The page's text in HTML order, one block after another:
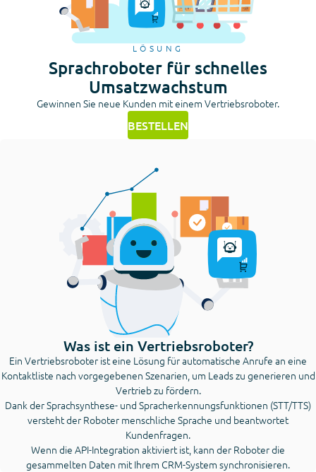
LÖSUNG
Sprachroboter für schnelles
Umsatzwachstum
Gewinnen Sie neue Kunden mit einem Vertriebsroboter.
BESTELLEN
Was ist ein Vertriebsroboter?
Ein Vertriebsroboter ist eine Lösung für automatische Anrufe an eine
Kontaktliste nach vorgegebenen Szenarien, um Leads zu generieren und
Vertrieb zu fördern.
Dank der Sprachsynthese- und Spracherkennungsfunktionen (STT/TTS)
versteht der Roboter menschliche Sprache und beantwortet
Kundenfragen.
Wenn die API-Integration aktiviert ist, kann der Roboter die
gesammelten Daten mit Ihrem CRM-System synchronisieren.